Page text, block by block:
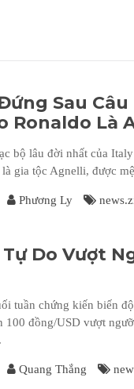
Sau
Ronaldo Là
bộ lâu đời nhất của
gia tộc Agnelli, được
Phương Ly
Tự Do Vượt
tuần chứng kiến biến
100 đồng/USD vượt
Quang Thắng